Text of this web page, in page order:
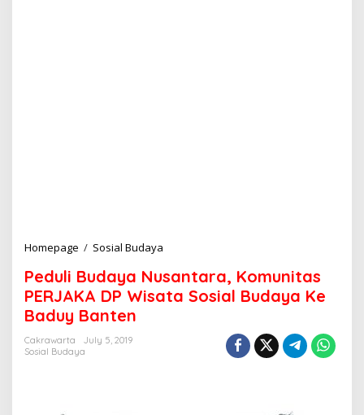
Homepage / Sosial Budaya
d
u
l
Peduli Budaya Nusantara, Komunitas
PERJAKA DP Wisata Sosial Budaya Ke
Baduy Banten
Cakrawarta
July 5, 2019
Sosial Budaya